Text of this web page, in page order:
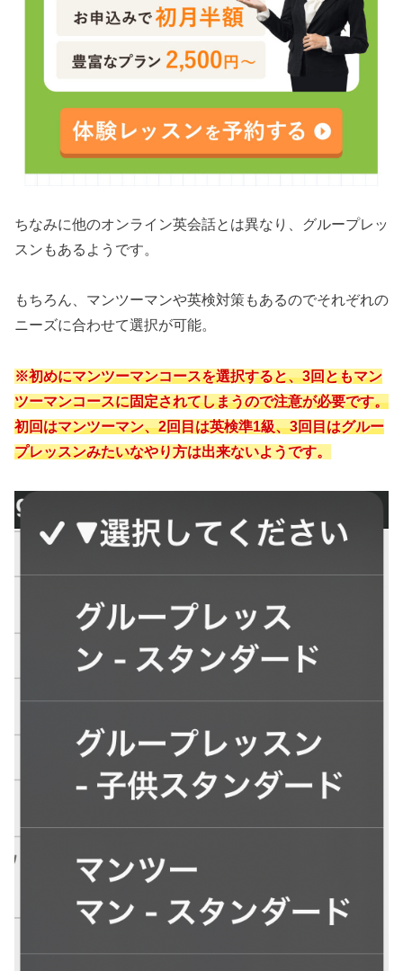
ちなみに他のオンライン英会話とは異なり、グループレッ
スンもあるようです。
もちろん、マンツーマンや英検対策もあるのでそれぞれの
ニーズに合わせて選択が可能。
※初めにマンツーマンコースを選択すると、3回ともマン
ツーマンコースに固定されてしまうので注意が必要です。
初回はマンツーマン、2回目は英検準1級、3回目はグルー
プレッスンみたいなやり方は出来ないようです。